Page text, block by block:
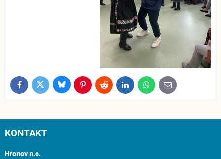
FacebookTwitter BlueskyPinterestReddit LinkedInWhatsApp
E-
mail
KONTAKT
Hronov n.o.